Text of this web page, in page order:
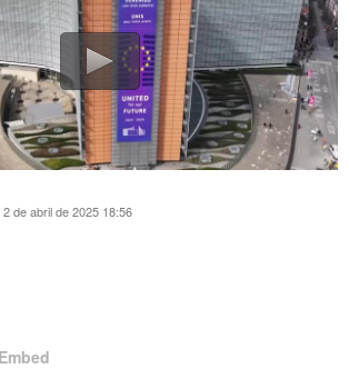
de abril de 2025 18:56
Embed